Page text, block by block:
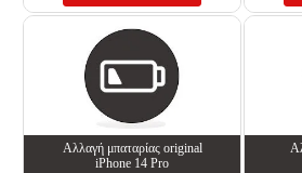
Αλλαγή μπαταρίας original
iPhone 14 Pro